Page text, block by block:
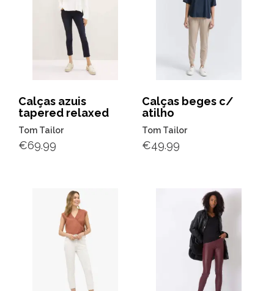
Calças azuis
tapered relaxed
Tom Tailor
€69.99
Calças beges c/
atilho
Tom Tailor
€49.99